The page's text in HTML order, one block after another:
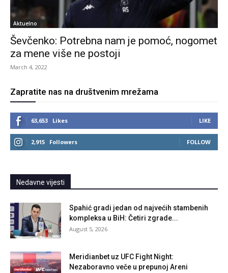
Aktuelno
Ševčenko: Potrebna nam je pomoć, nogomet
za mene više ne postoji
March 4, 2022
Zapratite nas na društvenim mrežama
63,653 Likes LIKE
2,915 Followers FOLLOW
Nedavne vijesti
Spahić gradi jedan od najvećih stambenih
kompleksa u BiH: Četiri zgrade...
August 5, 2026
Meridianbet uz UFC Fight Night:
Nezaboravno veče u prepunoj Areni